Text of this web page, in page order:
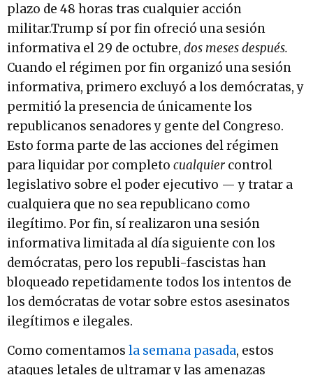
plazo de 48 horas tras cualquier acción
militar.Trump sí por fin ofreció una sesión
informativa el 29 de octubre, dos meses después.
Cuando el régimen por fin organizó una sesión
informativa, primero excluyó a los demócratas, y
permitió la presencia de únicamente los
republicanos senadores y gente del Congreso.
Esto forma parte de las acciones del régimen
para liquidar por completo cualquier control
legislativo sobre el poder ejecutivo — y tratar a
cualquiera que no sea republicano como
ilegítimo. Por fin, sí realizaron una sesión
informativa limitada al día siguiente con los
demócratas, pero los republi-fascistas han
bloqueado repetidamente todos los intentos de
los demócratas de votar sobre estos asesinatos
ilegítimos e ilegales.
Como comentamos la semana pasada, estos
ataques letales de ultramar y las amenazas